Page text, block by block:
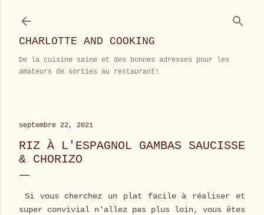
CHARLOTTE AND COOKING
De la cuisine saine et des bonnes adresses pour les
amateurs de sorties au restaurant!
septembre 22, 2021
RIZ À L'ESPAGNOL GAMBAS SAUCISSE
& CHORIZO
Si vous cherchez un plat facile à réaliser et
super convivial n'allez pas plus loin, vous êtes